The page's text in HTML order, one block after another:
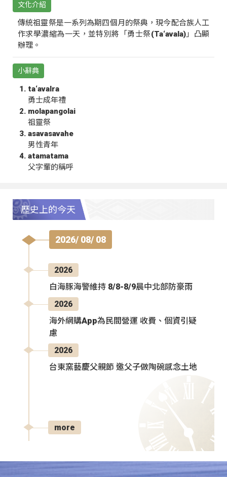
文化介紹
傳統祖靈祭是一系列為期四個月的祭典，現今配合族人工
作求學濃縮為一天，並特別將「勇士祭(Ta‘avala)」凸顯
辦理。
小辭典
ta‘avalra
勇士成年禮
molapangolai
祖靈祭
asavasavahe
男性青年
atamatama
父字輩的稱呼
歷史上的今天
2026/ 08/ 08
2026
白海豚海警維持 8/8-8/9晨中北部防豪雨
2026
海外網購App為民間營運 收費、個資引疑
慮
2026
台東窯藝慶父親節 邀父子做陶碗感念土地
more